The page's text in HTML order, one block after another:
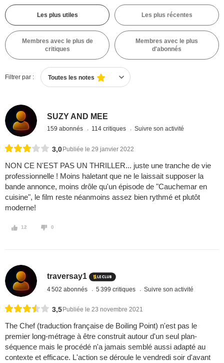
Les plus utiles Les plus récentes
Membres avec le plus de
critiques
Membres avec le plus
d'abonnés
Filtrer par : Toutes les notes
SUZY AND MEE
159 abonnés 114 critiques Suivre son activité
3,0 Publiée le 29 janvier 2022
NON CE N'EST PAS UN THRILLER... juste une tranche de vie
professionnelle ! Moins haletant que ne le laissait supposer la
bande annonce, moins drôle qu'un épisode de "Cauchemar en
cuisine", le film reste néanmoins assez bien rythmé et plutôt
moderne!
12 0
traversay1
4 502 abonnés 5 399 critiques Suivre son activité
3,5 Publiée le 23 novembre 2021
The Chef (traduction française de Boiling Point) n'est pas le
premier long-métrage à être construit autour d'un seul plan-
séquence mais le procédé n'a jamais semblé aussi adapté au
contexte et efficace. L'action se déroule le vendredi soir d'avant